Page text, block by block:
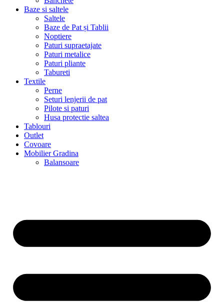
Baze si saltele
Saltele
Baze de Pat și Tablii
Noptiere
Paturi supraetajate
Paturi metalice
Paturi pliante
Tabureti
Textile
Perne
Seturi lenjerii de pat
Pilote si paturi
Husa protectie saltea
Tablouri
Outlet
Covoare
Mobilier Gradina
Balansoare